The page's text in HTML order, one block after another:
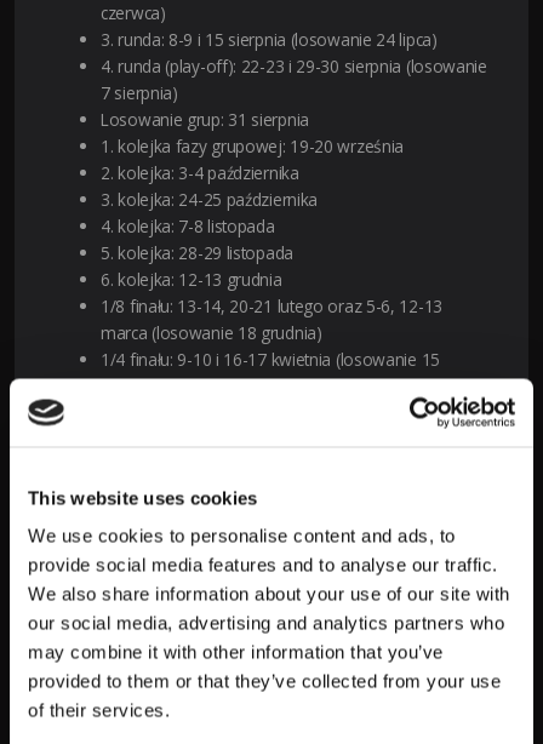
This website uses cookies
We use cookies to personalise content and ads, to
provide social media features and to analyse our traffic.
We also share information about your use of our site with
our social media, advertising and analytics partners who
may combine it with other information that you’ve
provided to them or that they’ve collected from your use
of their services.
czerwca)
3. runda: 8-9 i 15 sierpnia (losowanie 24 lipca)
4. runda (play-off): 22-23 i 29-30 sierpnia (losowanie
7 sierpnia)
Losowanie grup: 31 sierpnia
1. kolejka fazy grupowej: 19-20 września
2. kolejka: 3-4 października
3. kolejka: 24-25 października
4. kolejka: 7-8 listopada
5. kolejka: 28-29 listopada
6. kolejka: 12-13 grudnia
1/8 finału: 13-14, 20-21 lutego oraz 5-6, 12-13
marca (losowanie 18 grudnia)
1/4 finału: 9-10 i 16-17 kwietnia (losowanie 15
marca)
1/2 finału: 30 kwietnia-1 maja oraz 7-8 maja
Typy i zakłady na Ligę Mistrzów UEFA
w LV BET
Piłka nożnato zdecydowanie najbardziej ulubiony sport
polskich typerów. Szukasz najlepszej oferty? Znajdź ją w LV
BET! Legalny bukmacher umożliwia typowanie tego sportu
zarówno na poziomie profesjonalnym, jak i amatorskim. W
jego ofercie nie może zabraknąć najlepszychzakładów
bukmacherskich